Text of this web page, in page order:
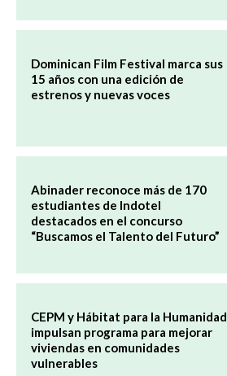
Dominican Film Festival marca sus
15 años con una edición de
estrenos y nuevas voces
Abinader reconoce más de 170
estudiantes de Indotel
destacados en el concurso
“Buscamos el Talento del Futuro”
CEPM y Hábitat para la Humanidad
impulsan programa para mejorar
viviendas en comunidades
vulnerables